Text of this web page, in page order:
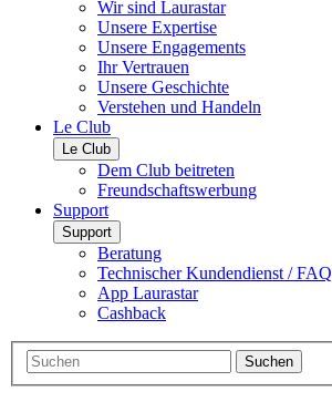
Wir sind Laurastar
Unsere Expertise
Unsere Engagements
Ihr Vertrauen
Unsere Geschichte
Verstehen und Handeln
Le Club
Le Club
Dem Club beitreten
Freundschaftswerbung
Support
Support
Beratung
Technischer Kundendienst / FAQ
App Laurastar
Cashback
Suchen